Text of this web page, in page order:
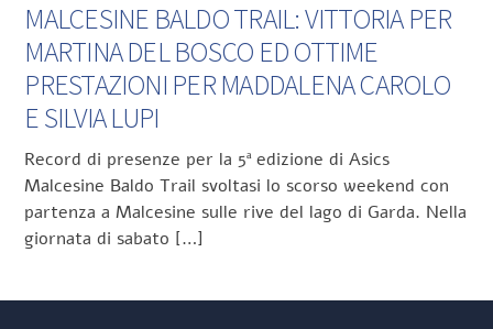
MALCESINE BALDO TRAIL: VITTORIA PER
MARTINA DEL BOSCO ED OTTIME
PRESTAZIONI PER MADDALENA CAROLO
E SILVIA LUPI
Record di presenze per la 5ª edizione di Asics
Malcesine Baldo Trail svoltasi lo scorso weekend con
partenza a Malcesine sulle rive del lago di Garda. Nella
giornata di sabato […]